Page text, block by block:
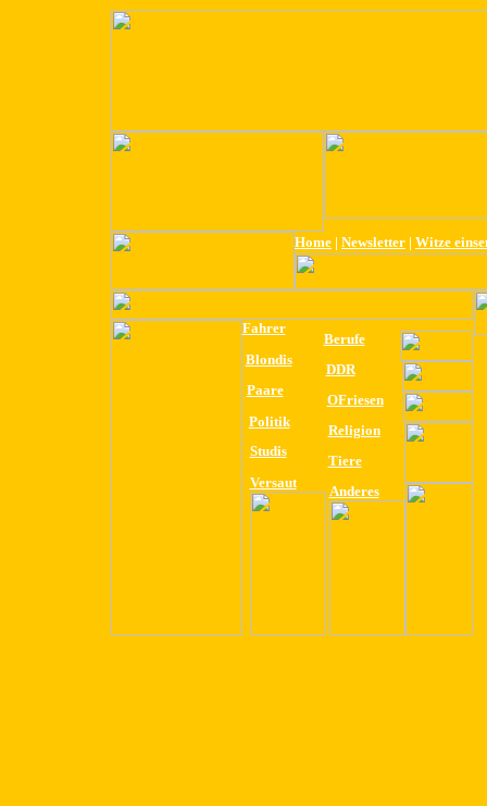
Home | Newsletter | Witze
Fahrer
Berufe
Blondis
DDR
Paare
OFriesen
Politik
Religion
Studis
Tiere
Versaut
Anderes